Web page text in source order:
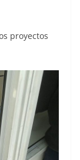
proyectos